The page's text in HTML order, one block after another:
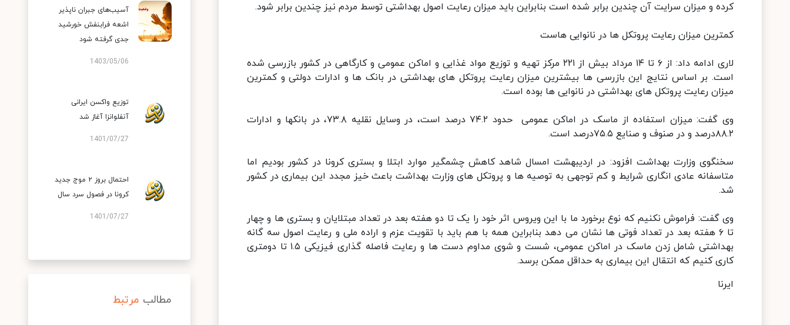
کرده و میزان سرایت آن چندین برابر شده است بنابراین باید میزان رعایت اصول بهداشتی توسط مردم نیز چندین برابر شود.
کمترین میزان رعایت پروتکل ها در نانوایی هاست
لاری ادامه داد: از ۶ تا ۱۴ مرداد بیش از ۲۲۱ مرکز تهیه و توزیع مواد غذایی و اماکن عمومی و کارگاهی در کشور بازرسی شده
است. بر اساس نتایج این بازرسی ها بیشترین میزان رعایت پروتکل های بهداشتی در بانک ها و ادارات دولتی و کمترین
میزان رعایت پروتکل های بهداشتی در نانوایی ها بوده است.
وی گفت: میزان استفاده از ماسک در اماکن عمومی حدود ۷۴.۲ درصد است، در وسایل نقلیه ۷۳.۸، در بانکها و ادارات
۸۸.۲درصد و در صنوف و صنایع ۷۵.۵درصد است.
سخنگوی وزارت بهداشت افزود: در اردیبهشت امسال شاهد کاهش چشمگیر موارد ابتلا و بستری کرونا در کشور بودیم اما
متاسفانه عادی انگاری شرایط و کم توجهی به توصیه ها و پروتکل های وزارت بهداشت باعث خیز مجدد این بیماری در کشور
شد.
وی گفت: فراموش نکنیم که نوع برخورد ما با این ویروس اثر خود را یک تا دو هفته بعد در تعداد مبتلایان و بستری ها و چهار
تا ۶ هفته بعد در تعداد فوتی ها نشان می دهد بنابراین همه با هم باید با تقویت عزم و اراده ملی و رعایت اصول سه گانه
بهداشتی شامل زدن ماسک در اماکن عمومی، شست و شوی مداوم دست ها و رعایت فاصله گذاری فیزیکی ۱.۵ تا دومتری
کاری کنیم که انتقال این بیماری به حداقل ممکن برسد.
ایرنا
آسیب‌های جبران ناپذیر
اشعه فرابنفش خورشید
جدی گرفته شود
1403/05/06
توزیع واکسن ایرانی
آنفلوانزا آغاز شد
1401/07/27
احتمال بروز ۲ موج جدید
کرونا در فصول سرد سال
1401/07/27
مطالب مرتبط